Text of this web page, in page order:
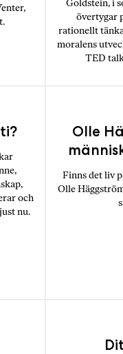
Goldstein, i
övertygar
rationellt
moralens
TED
och
nu.
Olle
Finns det liv
Olle